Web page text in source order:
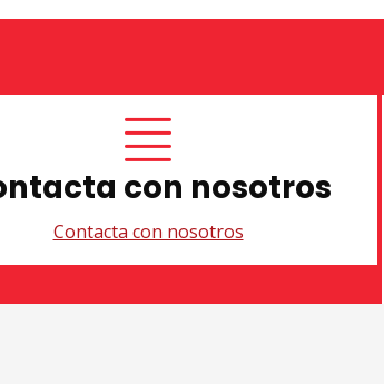
con nosotros
Contacta con nosotros